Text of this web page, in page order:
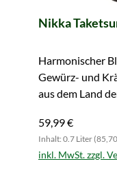
Nikka
Harmonischer
Gewürz- und
aus dem Land
59,99 €
Inhalt: 0.7 Liter
inkl. MwSt. zzgl.